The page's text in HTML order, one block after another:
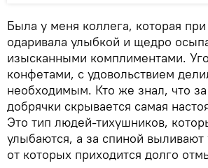
Была у меня коллега, которая при
одаривала улыбкой и щедро
изысканными комплиментами.
конфетами, с удовольствием
необходимым. Кто же знал, что
добрячки скрывается самая
Это тип людей-тихушников,
улыбаются, а за спиной
от которых приходится долго